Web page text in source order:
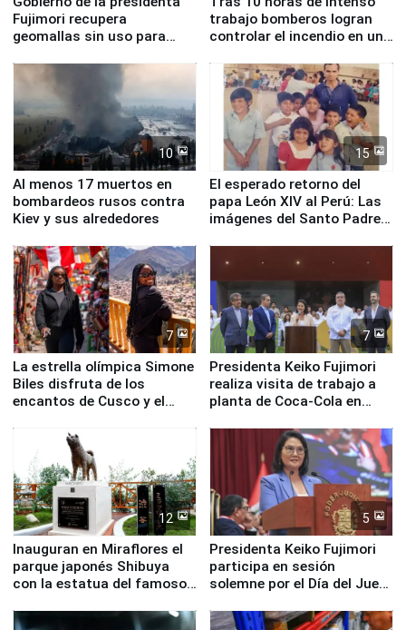
Fujimori recupera
geomallas sin uso para
Fenómeno El Niño
trabajo bomberos logran
controlar el incendio en una
de Chile
10
Al menos 17 muertos en
bombardeos rusos contra
Kiev y sus alrededores
15
El esperado retorno del
papa León XIV al Perú: Las
imágenes del Santo Padre
7
La estrella olímpica Simone
Biles disfruta de los
encantos de Cusco y el
7
Presidenta Keiko Fujimori
realiza visita de trabajo a
planta de Coca-Cola en
12
Inauguran en Miraflores el
parque japonés Shibuya
con la estatua del famoso
5
Presidenta Keiko Fujimori
participa en sesión
solemne por el Día del Juez